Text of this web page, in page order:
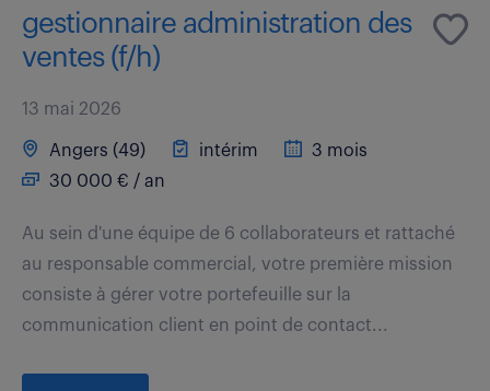
gestionnaire administration des
ventes (f/h)
13 mai 2026
Angers (49) intérim
3 mois
30 000 € / an
Au sein d'une équipe de 6 collaborateurs et rattaché
au responsable commercial, votre première mission
consiste à gérer votre portefeuille sur la
communication client en point de contact...